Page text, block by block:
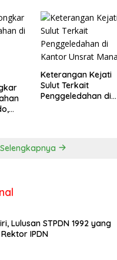
Keterangan Kejati
Sulut Terkait
Penggeledahan di
Selengkapnya
Lulusan STPDN 1992 yang
IPDN